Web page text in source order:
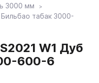
3000 мм
табак 3000-
W1 Дуб
600-6